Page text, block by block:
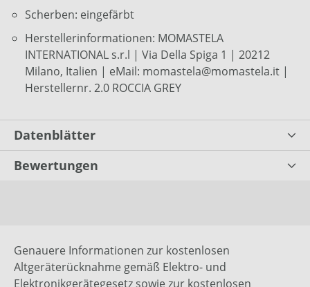
Scherben: eingefärbt
Herstellerinformationen: MOMASTELA
INTERNATIONAL s.r.l | Via Della Spiga 1 | 20212
Milano, Italien | eMail: momastela@momastela.it |
Herstellernr. 2.0 ROCCIA GREY
Datenblätter
Bewertungen
Genauere Informationen zur kostenlosen
Altgeräterücknahme gemäß Elektro- und
Elektronikgerätegesetz sowie zur kostenlosen